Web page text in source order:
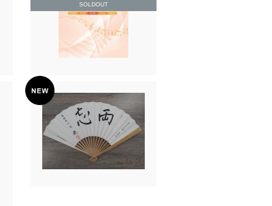
SOLDOUT